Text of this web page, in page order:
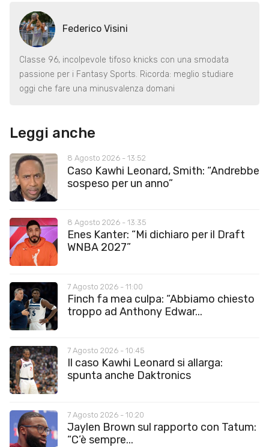
Federico Visini
Classe 96, incolpevole tifoso knicks con una smodata
passione per i Fantasy Sports. Ricorda: meglio studiare
oggi che fare una minusvalenza domani
Leggi anche
8 Agosto 2026 - 13:52
Caso Kawhi Leonard, Smith: “Andrebbe
sospeso per un anno”
8 Agosto 2026 - 13:35
Enes Kanter: “Mi dichiaro per il Draft
WNBA 2027”
7 Agosto 2026 - 11:00
Finch fa mea culpa: “Abbiamo chiesto
troppo ad Anthony Edwar...
7 Agosto 2026 - 10:45
Il caso Kawhi Leonard si allarga:
spunta anche Daktronics
7 Agosto 2026 - 10:20
Jaylen Brown sul rapporto con Tatum:
“C’è sempre...